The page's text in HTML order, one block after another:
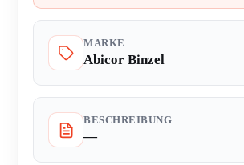
MARKE
Abicor Binzel
BESCHREIBUNG
—